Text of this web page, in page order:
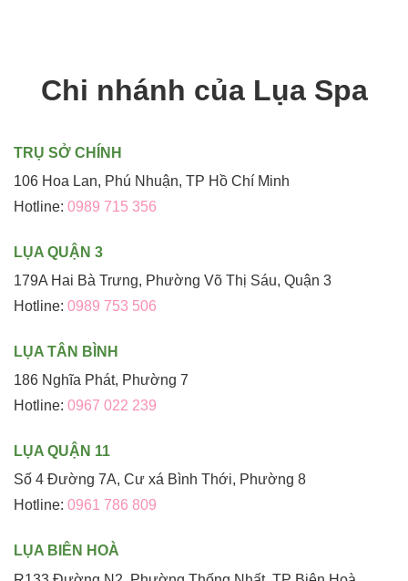
Chi nhánh của Lụa Spa
TRỤ SỞ CHÍNH
106 Hoa Lan, Phú Nhuận, TP Hồ Chí Minh
Hotline: 0989 715 356
LỤA QUẬN 3
179A Hai Bà Trưng, Phường Võ Thị Sáu, Quận 3
Hotline: 0989 753 506
LỤA TÂN BÌNH
186 Nghĩa Phát, Phường 7
Hotline: 0967 022 239
LỤA QUẬN 11
Số 4 Đường 7A, Cư xá Bình Thới, Phường 8
Hotline: 0961 786 809
LỤA BIÊN HOÀ